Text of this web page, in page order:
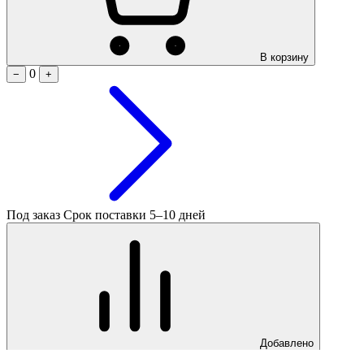
В корзину
−
0 +
Под заказ Срок поставки 5–10 дней
Добавлено